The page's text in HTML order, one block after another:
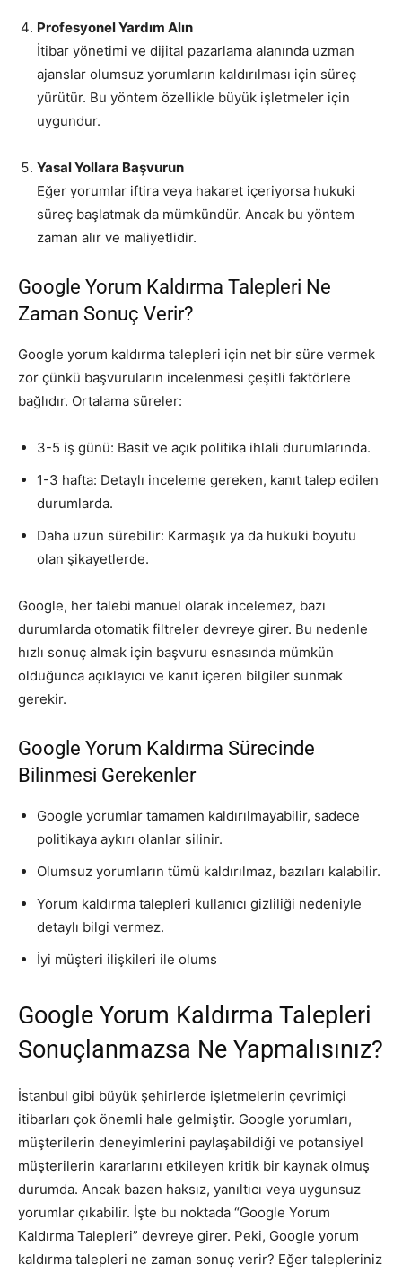
Profesyonel Yardım Alın
İtibar yönetimi ve dijital pazarlama alanında uzman
ajanslar olumsuz yorumların kaldırılması için süreç
yürütür. Bu yöntem özellikle büyük işletmeler için
uygundur.
Yasal Yollara Başvurun
Eğer yorumlar iftira veya hakaret içeriyorsa hukuki
süreç başlatmak da mümkündür. Ancak bu yöntem
zaman alır ve maliyetlidir.
Google Yorum Kaldırma Talepleri Ne
Zaman Sonuç Verir?
Google yorum kaldırma talepleri için net bir süre vermek
zor çünkü başvuruların incelenmesi çeşitli faktörlere
bağlıdır. Ortalama süreler:
3-5 iş günü: Basit ve açık politika ihlali durumlarında.
1-3 hafta: Detaylı inceleme gereken, kanıt talep edilen
durumlarda.
Daha uzun sürebilir: Karmaşık ya da hukuki boyutu
olan şikayetlerde.
Google, her talebi manuel olarak incelemez, bazı
durumlarda otomatik filtreler devreye girer. Bu nedenle
hızlı sonuç almak için başvuru esnasında mümkün
olduğunca açıklayıcı ve kanıt içeren bilgiler sunmak
gerekir.
Google Yorum Kaldırma Sürecinde
Bilinmesi Gerekenler
Google yorumlar tamamen kaldırılmayabilir, sadece
politikaya aykırı olanlar silinir.
Olumsuz yorumların tümü kaldırılmaz, bazıları kalabilir.
Yorum kaldırma talepleri kullanıcı gizliliği nedeniyle
detaylı bilgi vermez.
İyi müşteri ilişkileri ile olums
Google Yorum Kaldırma Talepleri
Sonuçlanmazsa Ne Yapmalısınız?
İstanbul gibi büyük şehirlerde işletmelerin çevrimiçi
itibarları çok önemli hale gelmiştir. Google yorumları,
müşterilerin deneyimlerini paylaşabildiği ve potansiyel
müşterilerin kararlarını etkileyen kritik bir kaynak olmuş
durumda. Ancak bazen haksız, yanıltıcı veya uygunsuz
yorumlar çıkabilir. İşte bu noktada “Google Yorum
Kaldırma Talepleri” devreye girer. Peki, Google yorum
kaldırma talepleri ne zaman sonuç verir? Eğer talepleriniz